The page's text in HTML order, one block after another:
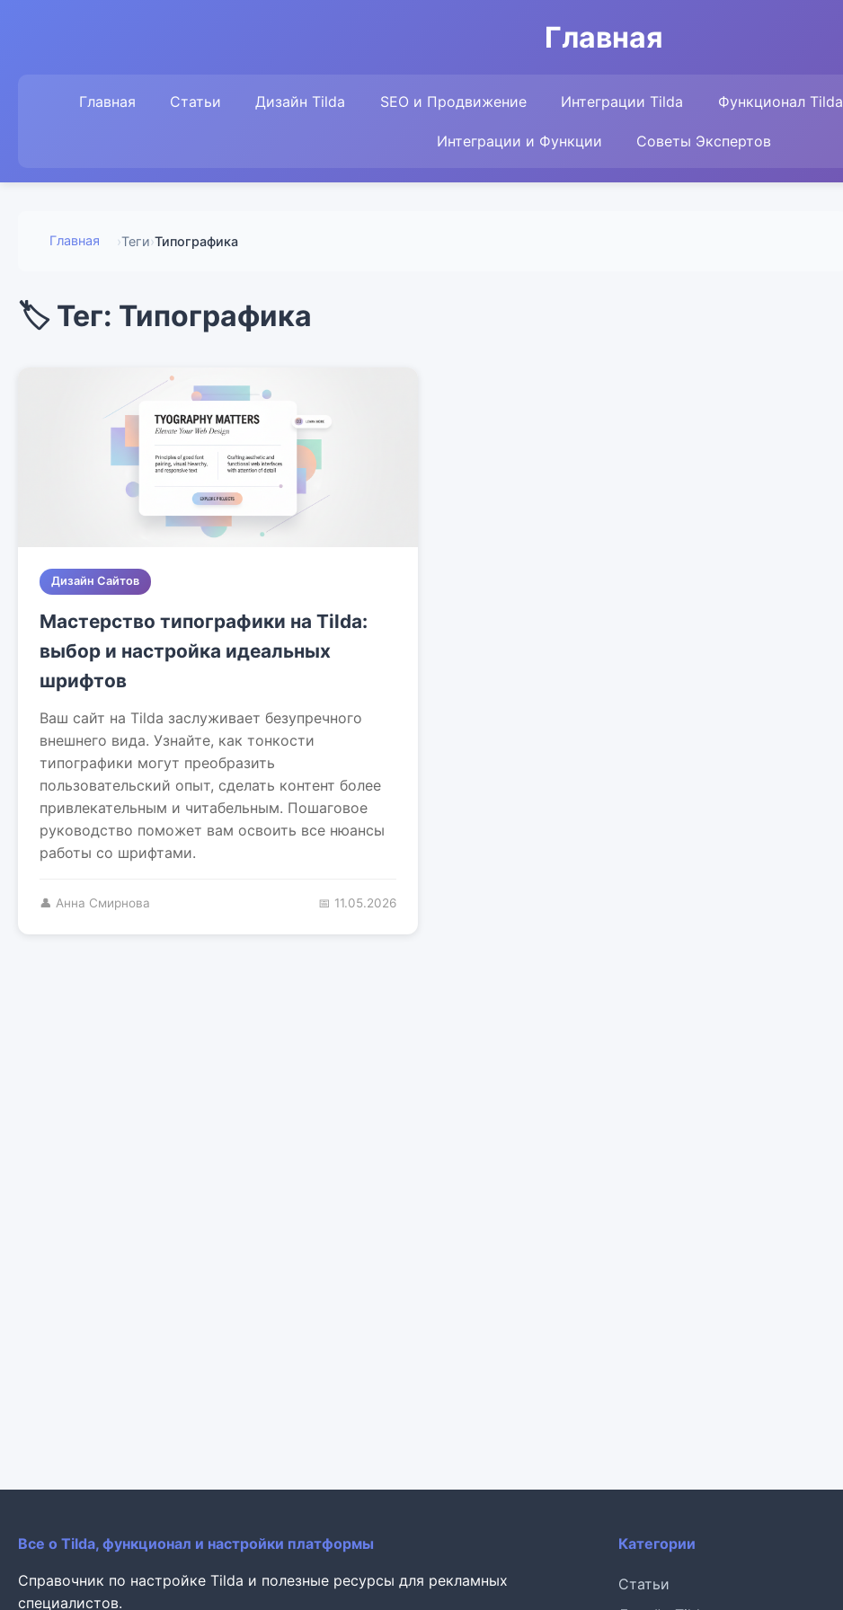
Главная
Главная Статьи Дизайн Tilda SEO и Продвижение Интеграции Tilda Функционал Tilda
Интеграции и Функции Советы Экспертов
Главная ›Теги›Типографика
🏷️ Тег: Типографика
Дизайн Сайтов
Мастерство типографики на Tilda:
выбор и настройка идеальных
шрифтов
Ваш сайт на Tilda заслуживает безупречного
внешнего вида. Узнайте, как тонкости
типографики могут преобразить
пользовательский опыт, сделать контент более
привлекательным и читабельным. Пошаговое
руководство поможет вам освоить все нюансы
работы со шрифтами.
👤 Анна Смирнова 📅 11.05.2026
Все о Tilda, функционал и настройки платформы
Справочник по настройке Tilda и полезные ресурсы для рекламных
специалистов.
Категории
Статьи